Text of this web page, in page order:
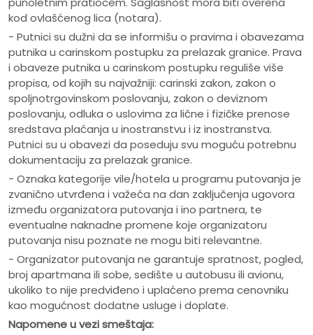
kod ovlašćenog lica (notara).
- Putnici su dužni da se informišu o pravima i obavezama
putnika u carinskom postupku za prelazak granice. Prava
i obaveze putnika u carinskom postupku reguliše više
propisa, od kojih su najvažniji: carinski zakon, zakon o
spoljnotrgovinskom poslovanju, zakon o deviznom
poslovanju, odluka o uslovima za lične i fizičke prenose
sredstava plaćanja u inostranstvu i iz inostranstva.
Putnici su u obavezi da poseduju svu moguću potrebnu
dokumentaciju za prelazak granice.
- Oznaka kategorije vile/hotela u programu putovanja je
zvanično utvrđena i važeća na dan zaključenja ugovora
između organizatora putovanja i ino partnera, te
eventualne naknadne promene koje organizatoru
putovanja nisu poznate ne mogu biti relevantne.
- Organizator putovanja ne garantuje spratnost, pogled,
broj apartmana ili sobe, sedište u autobusu ili avionu,
ukoliko to nije predviđeno i uplaćeno prema cenovniku
kao mogućnost dodatne usluge i doplate.
Napomene u vezi smeštaja: